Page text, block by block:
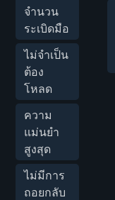
จำนวน
ระเบิดมือ
ไม่จำเป็น
ต้อง
โหลด
ความ
แม่นยำ
สูงสุด
ไม่มีการ
ถอยกลับ